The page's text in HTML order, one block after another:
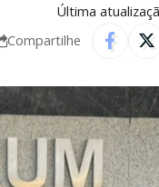
Última
Compartilhe